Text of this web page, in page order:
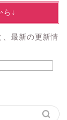
ら↓
、最新の更新情